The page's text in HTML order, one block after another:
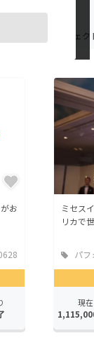
活性化
プロジェク
お
ミセス
リカで
パフ
ス
現在